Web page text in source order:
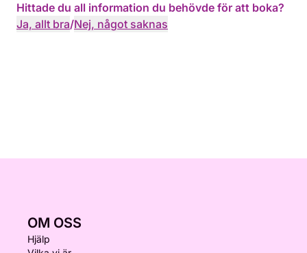
Hittade du all information du behövde för att boka?
Ja, allt bra/Nej, något saknas
OM OSS
Hjälp